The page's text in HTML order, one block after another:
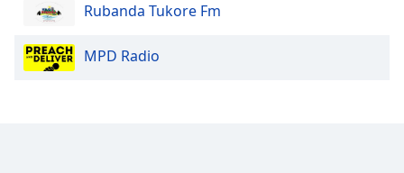
Rubanda Tukore Fm
MPD Radio